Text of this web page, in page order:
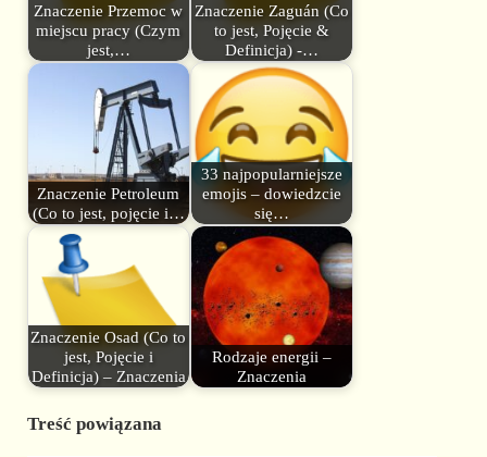
Znaczenie Przemoc w
miejscu pracy (Czym
jest,…
Znaczenie Zaguán (Co
to jest, Pojęcie &
Definicja) -…
Znaczenie Petroleum
(Co to jest, pojęcie i…
33 najpopularniejsze
emojis – dowiedzcie
się…
Znaczenie Osad (Co to
jest, Pojęcie i
Definicja) – Znaczenia
Rodzaje energii –
Znaczenia
Treść powiązana